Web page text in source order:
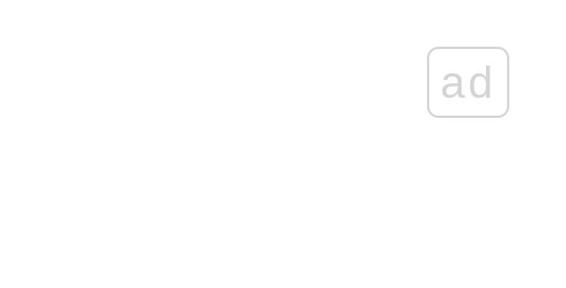
ad